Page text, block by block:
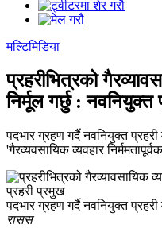
मल्टिमिडिया
प्रहरीभित्रको
निर्मूल गर्छु : नवनियुक्त
पदभार ग्रहण गर्दै नवनियुक्त प्रहरी
'गैरव्यवसायिक व्यवहार
पदभार ग्रहण गर्दै नवनियुक्त प्रहरी
रासस